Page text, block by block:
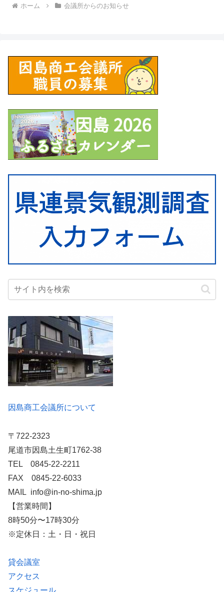
ホーム 会議所からのお知らせ
因島商工会議所について
〒722-2323
尾道市因島土生町1762-38
TEL 0845-22-2211
FAX 0845-22-6033
MAIL info@in-no-shima.jp
【営業時間】
8時50分〜17時30分
※定休日：土・日・祝日
貸会議室
アクセス